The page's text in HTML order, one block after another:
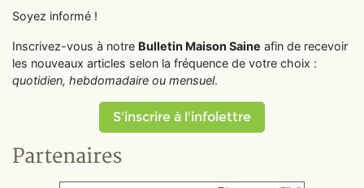
Soyez informé !
Inscrivez-vous à notre Bulletin Maison Saine afin de recevoir
les nouveaux articles selon la fréquence de votre choix :
quotidien, hebdomadaire ou mensuel.
S'inscrire à l'infolettre
Partenaires